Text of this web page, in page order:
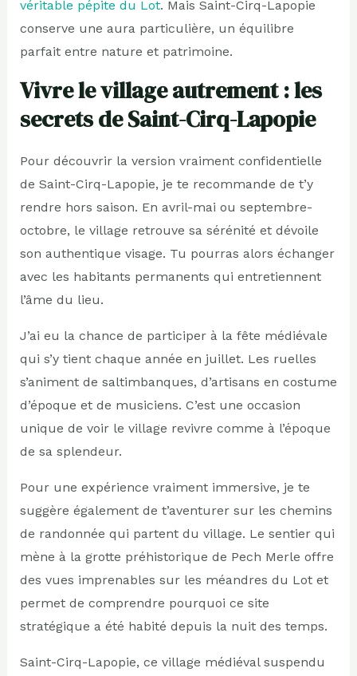
véritable pépite du Lot. Mais Saint-Cirq-Lapopie
conserve une aura particulière, un équilibre
parfait entre nature et patrimoine.
Vivre le village autrement : les
secrets de Saint-Cirq-Lapopie
Pour découvrir la version vraiment confidentielle
de Saint-Cirq-Lapopie, je te recommande de t’y
rendre hors saison. En avril-mai ou septembre-
octobre, le village retrouve sa sérénité et dévoile
son authentique visage. Tu pourras alors échanger
avec les habitants permanents qui entretiennent
l’âme du lieu.
J’ai eu la chance de participer à la fête médiévale
qui s’y tient chaque année en juillet. Les ruelles
s’animent de saltimbanques, d’artisans en costume
d’époque et de musiciens. C’est une occasion
unique de voir le village revivre comme à l’époque
de sa splendeur.
Pour une expérience vraiment immersive, je te
suggère également de t’aventurer sur les chemins
de randonnée qui partent du village. Le sentier qui
mène à la grotte préhistorique de Pech Merle offre
des vues imprenables sur les méandres du Lot et
permet de comprendre pourquoi ce site
stratégique a été habité depuis la nuit des temps.
Saint-Cirq-Lapopie, ce village médiéval suspendu